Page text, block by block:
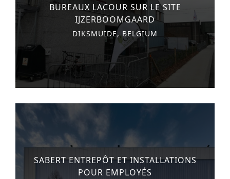
BUREAUX LACOUR SUR LE SITE
IJZERBOOMGAARD
DIKSMUIDE, BELGIUM
SABERT ENTREPÔT ET INSTALLATIONS
POUR EMPLOYÉS